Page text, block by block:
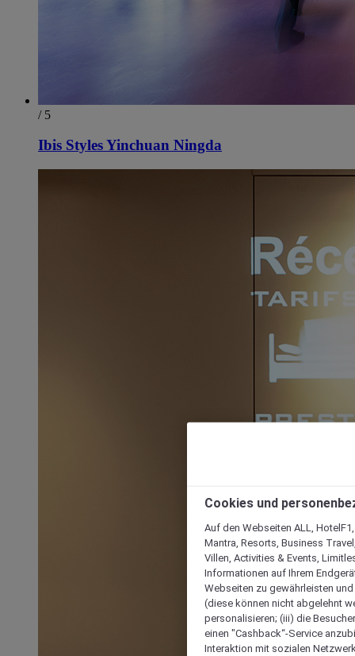
/ 5
Ibis Styles Yinchuan Ningda
Cookies und
Auf den Webseiten ALL,
Mantra, Resorts, Business
Villen, Activities & Events,
Informationen auf Ihrem
Webseiten zu gewährleisten
(diese können nicht abgelehnt
personalisieren; (iii) die
einen "Cashback“-Service
Interaktion mit sozialen